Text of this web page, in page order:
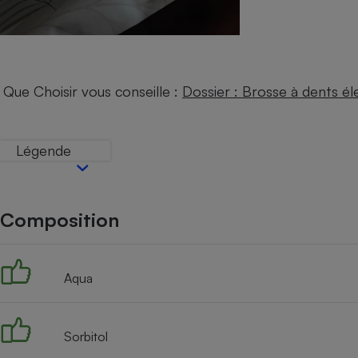
Que Choisir vous conseille : Dossier : Brosse à dents
Légende
Composition
Aqua
Sorbitol
Complément
alimentaire